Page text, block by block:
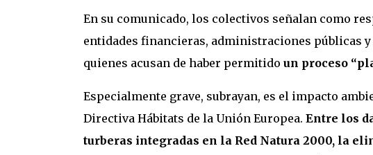
En su comunicado, los colectivos señalan como
entidades financieras, administraciones públicas
quienes acusan de haber permitido un proceso
Especialmente grave, subrayan, es el impacto
Directiva Hábitats de la Unión Europea. Entre los
turberas integradas en la Red Natura 2000, la